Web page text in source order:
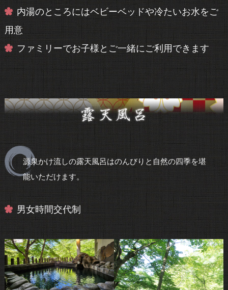
内湯のところにはベビーベッドや冷たいお水をご
用意
ファミリーでお子様とご一緒にご利用できます
源泉かけ流しの露天風呂はのんびりと自然の四季を堪
能いただけます。
男女時間交代制